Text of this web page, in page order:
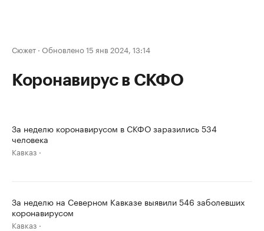
Сюжет · Обновлено 15 янв 2024, 13:14
Коронавирус в СКФО
За неделю коронавирусом в СКФО заразились 534
человека
Кавказ
За неделю на Северном Кавказе выявили 546 заболевших
коронавирусом
Кавказ